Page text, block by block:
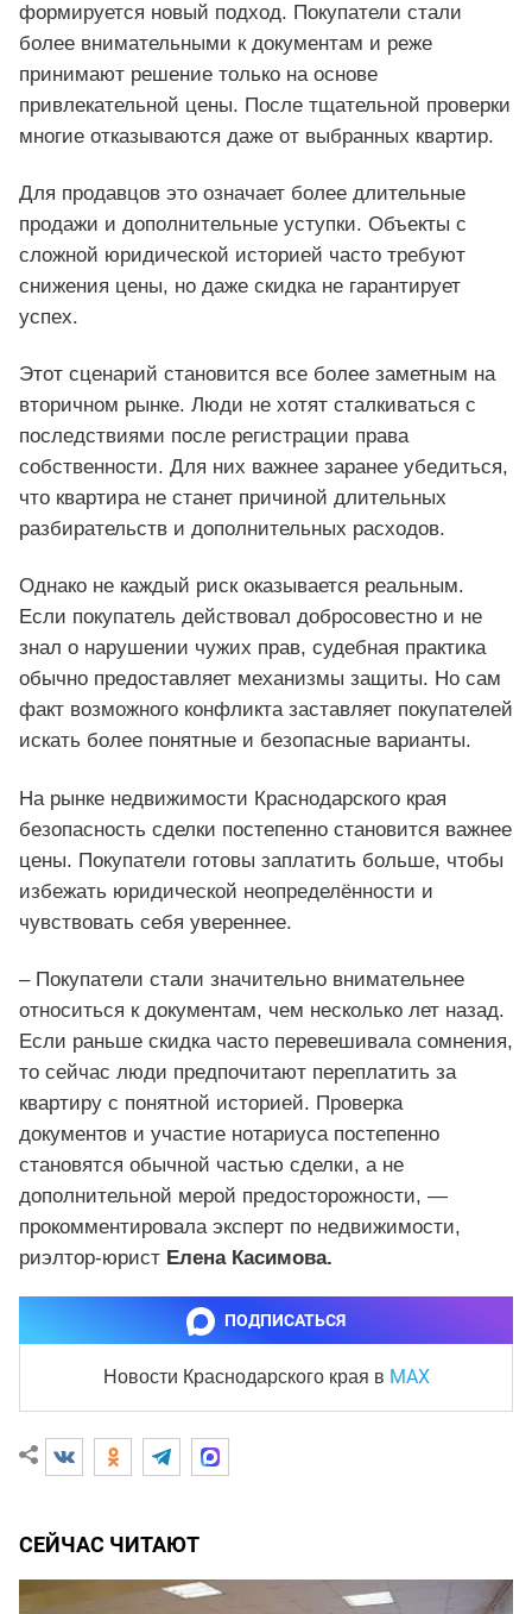
формируется новый подход. Покупатели стали
более внимательными к документам и реже
принимают решение только на основе
привлекательной цены. После тщательной проверки
многие отказываются даже от выбранных квартир.
Для продавцов это означает более длительные
продажи и дополнительные уступки. Объекты с
сложной юридической историей часто требуют
снижения цены, но даже скидка не гарантирует
успех.
Этот сценарий становится все более заметным на
вторичном рынке. Люди не хотят сталкиваться с
последствиями после регистрации права
собственности. Для них важнее заранее убедиться,
что квартира не станет причиной длительных
разбирательств и дополнительных расходов.
Однако не каждый риск оказывается реальным.
Если покупатель действовал добросовестно и не
знал о нарушении чужих прав, судебная практика
обычно предоставляет механизмы защиты. Но сам
факт возможного конфликта заставляет покупателей
искать более понятные и безопасные варианты.
На рынке недвижимости Краснодарского края
безопасность сделки постепенно становится важнее
цены. Покупатели готовы заплатить больше, чтобы
избежать юридической неопределённости и
чувствовать себя увереннее.
– Покупатели стали значительно внимательнее
относиться к документам, чем несколько лет назад.
Если раньше скидка часто перевешивала сомнения,
то сейчас люди предпочитают переплатить за
квартиру с понятной историей. Проверка
документов и участие нотариуса постепенно
становятся обычной частью сделки, а не
дополнительной мерой предосторожности, —
прокомментировала эксперт по недвижимости,
риэлтор-юрист Елена Касимова.
ПОДПИСАТЬСЯ
Новости Краснодарского края в MAX
СЕЙЧАС ЧИТАЮТ